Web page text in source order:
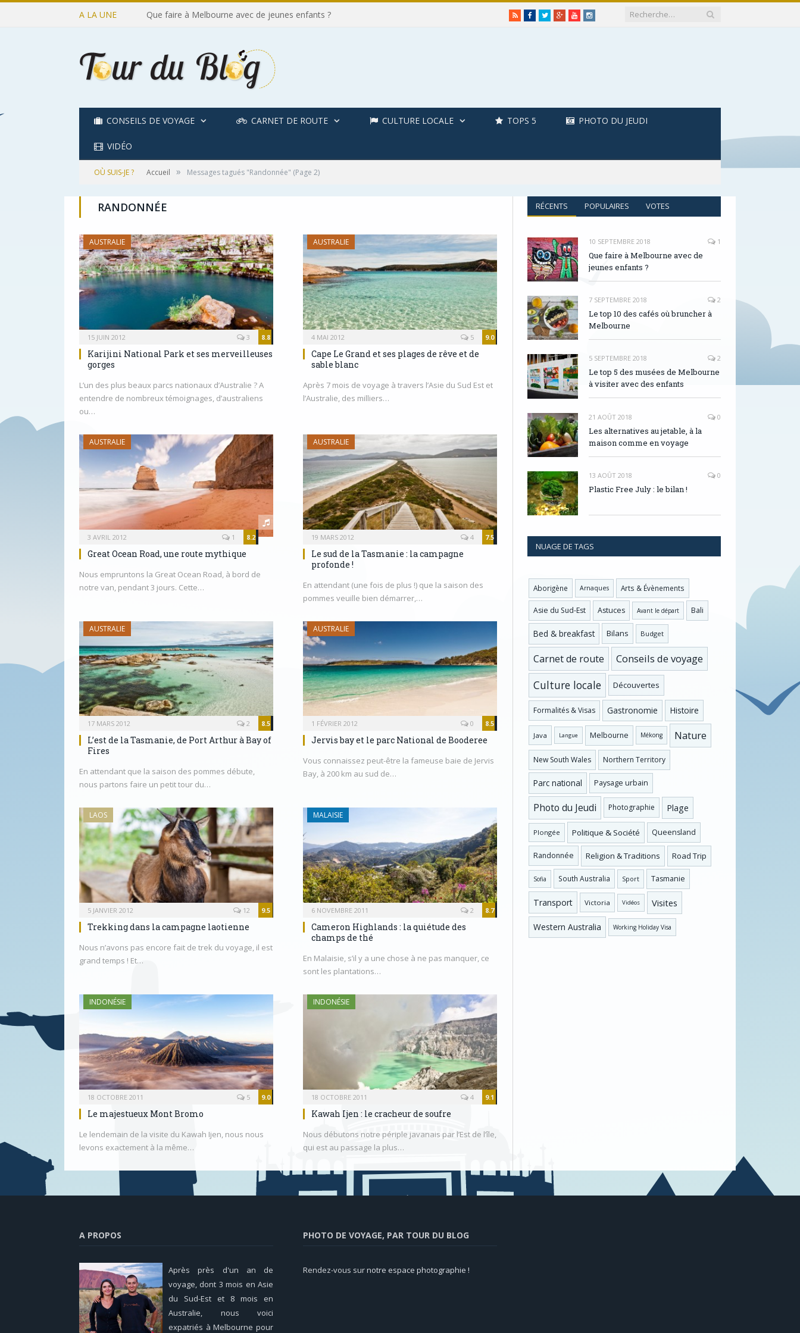
A LA UNE Que faire à Melbourne avec de jeunes enfants ? RSSFacebook
TwitterGoogle+YoutubeInstagram
CONSEILS DE VOYAGE CARNET DE ROUTE CULTURE LOCALE TOPS 5 PHOTO DU JEUDI
VIDÉO
OÙ SUIS-JE ? Accueil » Messages tagués "Randonnée" (Page 2)
RANDONNÉE
AUSTRALIE
15 JUIN 2012 8.8
3
Karijini National Park et ses merveilleuses
gorges
L’un des plus beaux parcs nationaux d’Australie ? A
entendre de nombreux témoignages, d’australiens
ou…
AUSTRALIE
4 MAI 2012 9.0
5
Cape Le Grand et ses plages de rêve et de
sable blanc
Après 7 mois de voyage à travers l’Asie du Sud Est et
l’Australie, des milliers…
AUSTRALIE
3 AVRIL 2012 8.2
1
Great Ocean Road, une route mythique
Nous empruntons la Great Ocean Road, à bord de
notre van, pendant 3 jours. Cette…
AUSTRALIE
19 MARS 2012 7.5
4
Le sud de la Tasmanie : la campagne
profonde !
En attendant (une fois de plus !) que la saison des
pommes veuille bien démarrer,…
AUSTRALIE
17 MARS 2012 8.5
2
L’est de la Tasmanie, de Port Arthur à Bay of
Fires
En attendant que la saison des pommes débute,
nous partons faire un petit tour du…
AUSTRALIE
1 FÉVRIER 2012 8.5
0
Jervis bay et le parc National de Booderee
Vous connaissez peut-être la fameuse baie de Jervis
Bay, à 200 km au sud de…
LAOS
5 JANVIER 2012 9.5
12
Trekking dans la campagne laotienne
Nous n’avons pas encore fait de trek du voyage, il est
grand temps ! Et…
MALAISIE
6 NOVEMBRE 2011 8.7
2
Cameron Highlands : la quiétude des
champs de thé
En Malaisie, s’il y a une chose à ne pas manquer, ce
sont les plantations…
INDONÉSIE
18 OCTOBRE 2011 9.0
5
Le majestueux Mont Bromo
Le lendemain de la visite du Kawah Ijen, nous nous
levons exactement à la même…
INDONÉSIE
18 OCTOBRE 2011 9.1
4
Kawah Ijen : le cracheur de soufre
Nous débutons notre périple javanais par l’Est de l’île,
qui est au passage la plus…
RÉCENTS POPULAIRES VOTES
10 SEPTEMBRE 2018 1
Que faire à Melbourne avec de
jeunes enfants ?
7 SEPTEMBRE 2018 2
Le top 10 des cafés où bruncher à
Melbourne
5 SEPTEMBRE 2018 2
Le top 5 des musées de Melbourne
à visiter avec des enfants
21 AOÛT 2018 0
Les alternatives au jetable, à la
maison comme en voyage
13 AOÛT 2018 0
Plastic Free July : le bilan !
NUAGE DE TAGS
Aborigène Arnaques Arts & Évènements
Asie du Sud-Est Astuces Avant le départ Bali
Bed & breakfast Bilans Budget
Carnet de route Conseils de voyage
Culture locale Découvertes
Formalités & Visas Gastronomie Histoire
Java Langue Melbourne Mékong Nature
New South Wales Northern Territory
Parc national Paysage urbain
Photo du Jeudi Photographie Plage
Plongée Politique & Société Queensland
Randonnée Religion & Traditions Road Trip
Sofia South Australia Sport Tasmanie
Transport Victoria Vidéos Visites
Western Australia Working Holiday Visa
A PROPOS
Après près d'un an de
voyage, dont 3 mois en Asie
du Sud-Est et 8 mois en
Australie, nous voici
expatriés à Melbourne pour
PHOTO DE VOYAGE, PAR TOUR DU BLOG
Rendez-vous surnotre espace photographie !